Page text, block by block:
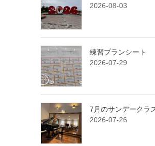
2026-08-03
練習プランシート
2026-07-29
7月のサンデークラ
2026-07-26